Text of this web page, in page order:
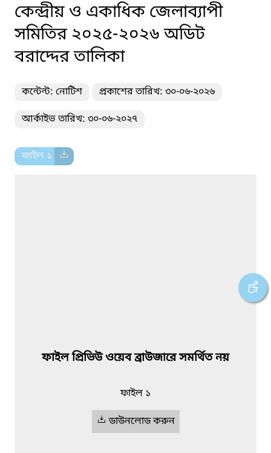
কেন্দ্রীয় ও একাধিক জেলাব্যাপী
সমিতির ২০২৫-২০২৬ অডিট
বরাদ্দের তালিকা
কন্টেন্ট: নোটিশ প্রকাশের তারিখ: ৩০-০৬-২০২৬
আর্কাইভ তারিখ: ৩০-০৬-২০২৭
ফাইল ১
ফাইল প্রিভিউ ওয়েব ব্রাউজারে সমর্থিত নয়
ফাইল ১
ডাউনলোড করুন